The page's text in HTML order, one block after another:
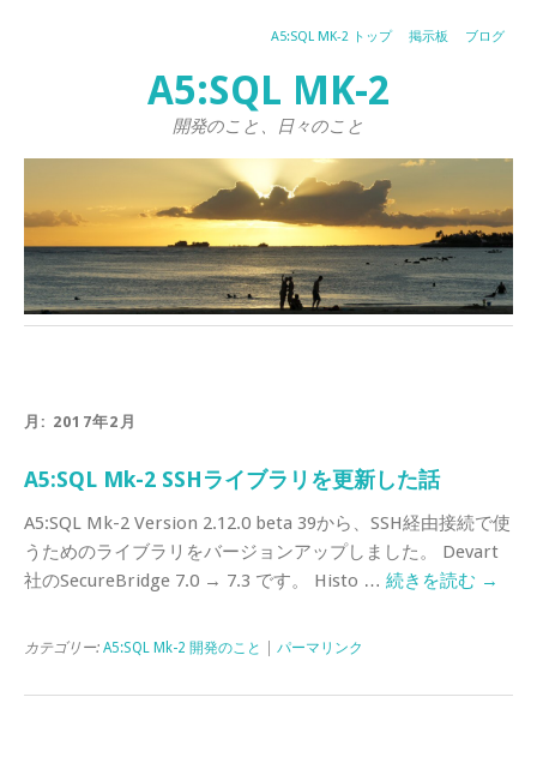
A5:SQL MK-2 トップ 掲示板 ブログ
A5:SQL MK-2
開発のこと、日々のこと
月: 2017年2月
A5:SQL Mk-2 SSHライブラリを更新した話
A5:SQL Mk-2 Version 2.12.0 beta 39から、SSH経由接続で使
うためのライブラリをバージョンアップしました。 Devart
社のSecureBridge 7.0 → 7.3 です。 Histo … 続きを読む →
カテゴリー: A5:SQL Mk-2 開発のこと パーマリンク